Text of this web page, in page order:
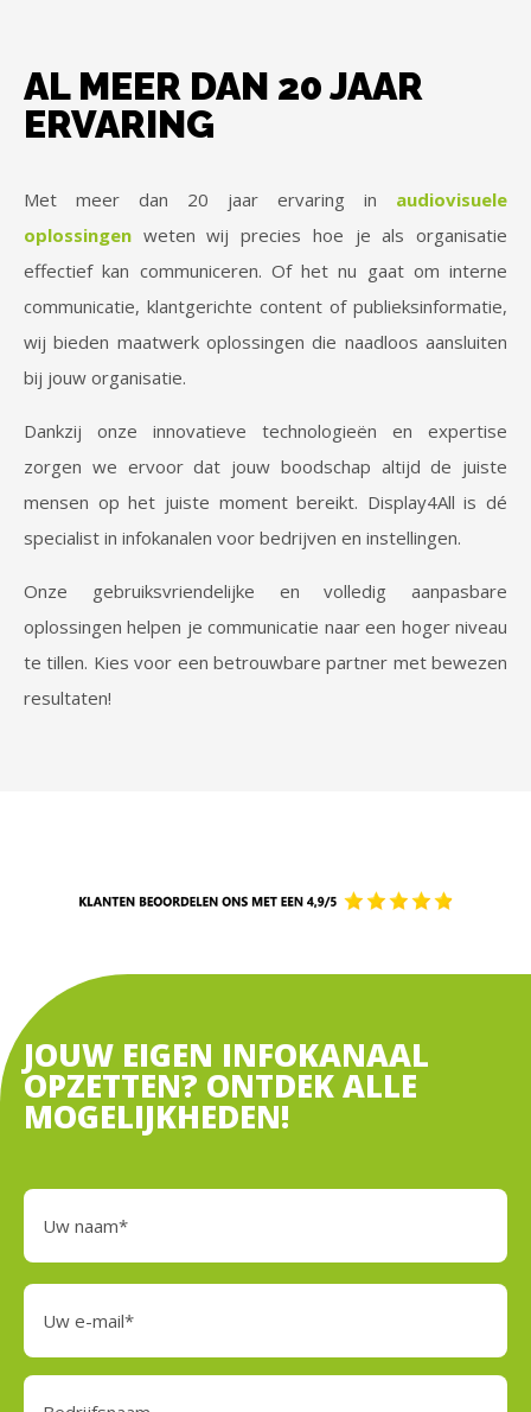
AL MEER DAN 20 JAAR
ERVARING
Met meer dan 20 jaar ervaring in audiovisuele
oplossingen weten wij precies hoe je als organisatie
effectief kan communiceren. Of het nu gaat om interne
communicatie, klantgerichte content of publieksinformatie,
wij bieden maatwerk oplossingen die naadloos aansluiten
bij jouw organisatie.
Dankzij onze innovatieve technologieën en expertise
zorgen we ervoor dat jouw boodschap altijd de juiste
mensen op het juiste moment bereikt. Display4All is dé
specialist in infokanalen voor bedrijven en instellingen.
Onze gebruiksvriendelijke en volledig aanpasbare
oplossingen helpen je communicatie naar een hoger niveau
te tillen. Kies voor een betrouwbare partner met bewezen
resultaten!
JOUW EIGEN INFOKANAAL
OPZETTEN? ONTDEK ALLE
MOGELIJKHEDEN!